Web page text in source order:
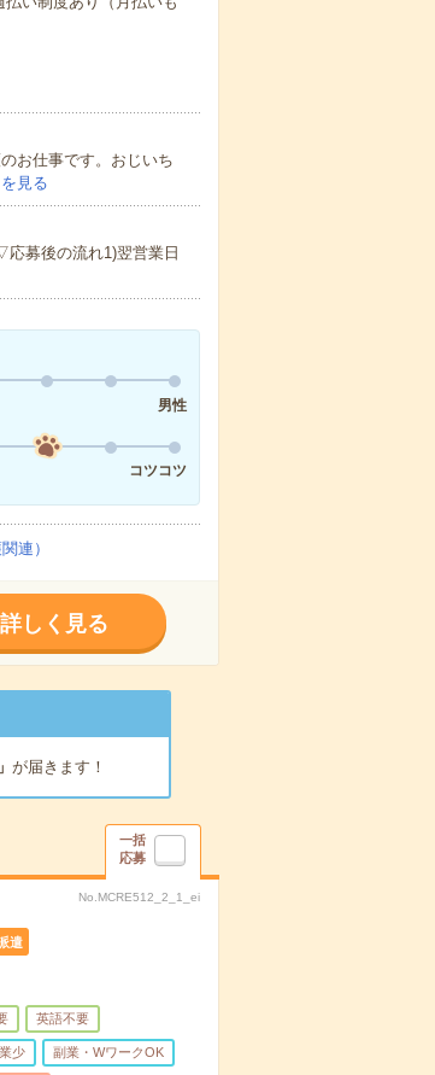
お仕事です。おじいち
見る
募後の流れ1)翌営業日
男性
コツコツ
連）
詳しく見る
が届きます！
一括
応募
No.MCRE512_2_1_ei
遣
英語不要
少 副業・WワークOK